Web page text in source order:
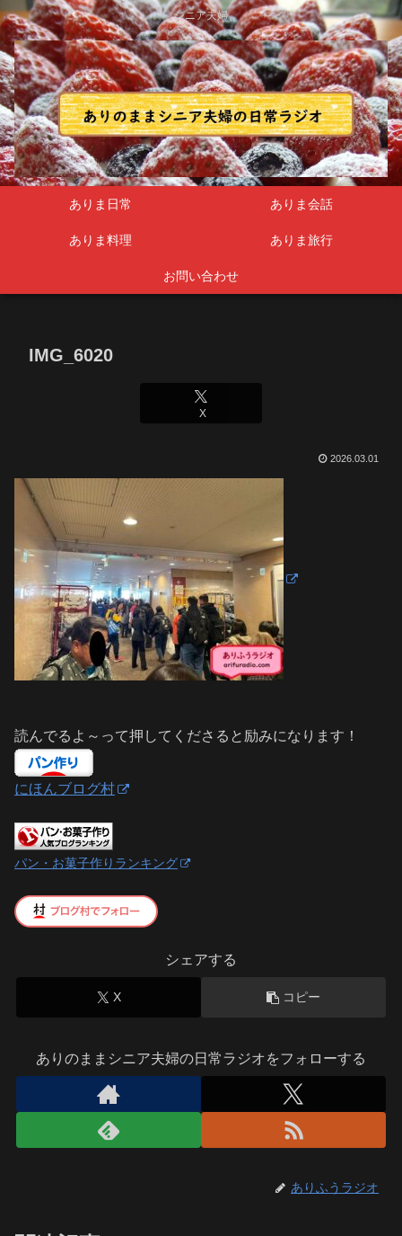
シニア夫婦
ありま日常 ありま会話
ありま料理 ありま旅行
お問い合わせ
IMG_6020
X
2026.03.01
読んでるよ～って押してくださると励みになります！
にほんブログ村
パン・お菓子作りランキング
シェアする
X コピー
ありのままシニア夫婦の日常ラジオをフォローする
ありふうラジオ